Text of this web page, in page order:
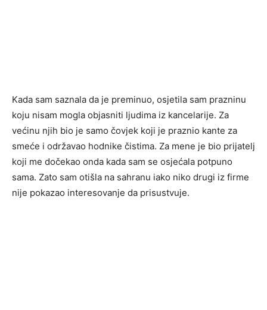
Kada sam saznala da je preminuo, osjetila sam prazninu
koju nisam mogla objasniti ljudima iz kancelarije. Za
većinu njih bio je samo čovjek koji je praznio kante za
smeće i održavao hodnike čistima. Za mene je bio prijatelj
koji me dočekao onda kada sam se osjećala potpuno
sama. Zato sam otišla na sahranu iako niko drugi iz firme
nije pokazao interesovanje da prisustvuje.